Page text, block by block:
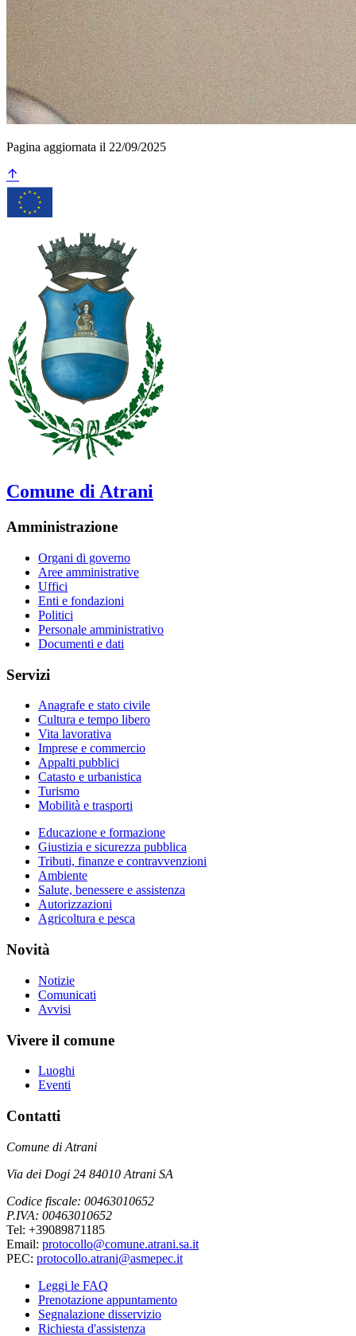
Pagina aggiornata il 22/09/2025
Comune di Atrani
Amministrazione
Organi di governo
Aree amministrative
Uffici
Enti e fondazioni
Politici
Personale amministrativo
Documenti e dati
Servizi
Anagrafe e stato civile
Cultura e tempo libero
Vita lavorativa
Imprese e commercio
Appalti pubblici
Catasto e urbanistica
Turismo
Mobilità e trasporti
Educazione e formazione
Giustizia e sicurezza pubblica
Tributi, finanze e contravvenzioni
Ambiente
Salute, benessere e assistenza
Autorizzazioni
Agricoltura e pesca
Novità
Notizie
Comunicati
Avvisi
Vivere il comune
Luoghi
Eventi
Contatti
Comune di Atrani
Via dei Dogi 24 84010 Atrani SA
Codice fiscale: 00463010652
P.IVA: 00463010652
Tel: +39089871185
Email: protocollo@comune.atrani.sa.it
PEC: protocollo.atrani@asmepec.it
Leggi le FAQ
Prenotazione appuntamento
Segnalazione disservizio
Richiesta d'assistenza